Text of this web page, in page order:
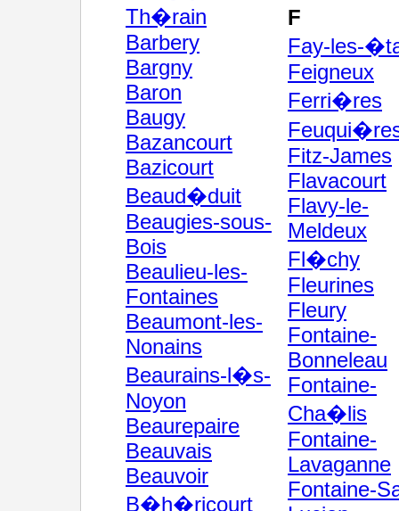
Th�rain
Barbery
Bargny
Baron
Baugy
Bazancourt
Bazicourt
Beaud�duit
Beaugies-sous-
Bois
Beaulieu-les-
Fontaines
Beaumont-les-
Nonains
Beaurains-l�s-
Noyon
Beaurepaire
Beauvais
Beauvoir
B�h�ricourt
F
Fay-les-
Feigneux
Ferri�res
Fitz-James
Flavacourt
Flavy-le-
Meldeux
Fl�chy
Fleurines
Fleury
Fontaine-
Bonneleau
Fontaine-
Cha�lis
Fontaine-
Lavaganne
Fontaine-